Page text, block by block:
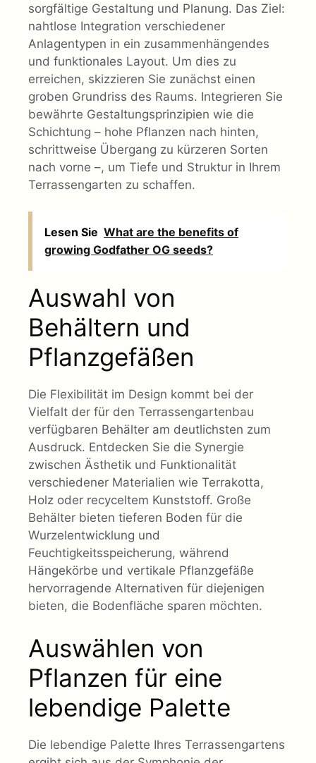
sorgfältige Gestaltung und Planung. Das Ziel:
nahtlose Integration verschiedener
Anlagentypen in ein zusammenhängendes
und funktionales Layout. Um dies zu
erreichen, skizzieren Sie zunächst einen
groben Grundriss des Raums. Integrieren Sie
bewährte Gestaltungsprinzipien wie die
Schichtung – hohe Pflanzen nach hinten,
schrittweise Übergang zu kürzeren Sorten
nach vorne –, um Tiefe und Struktur in Ihrem
Terrassengarten zu schaffen.
Lesen Sie What are the benefits of
growing Godfather OG seeds?
Auswahl von
Behältern und
Pflanzgefäßen
Die Flexibilität im Design kommt bei der
Vielfalt der für den Terrassengartenbau
verfügbaren Behälter am deutlichsten zum
Ausdruck. Entdecken Sie die Synergie
zwischen Ästhetik und Funktionalität
verschiedener Materialien wie Terrakotta,
Holz oder recyceltem Kunststoff. Große
Behälter bieten tieferen Boden für die
Wurzelentwicklung und
Feuchtigkeitsspeicherung, während
Hängekörbe und vertikale Pflanzgefäße
hervorragende Alternativen für diejenigen
bieten, die Bodenfläche sparen möchten.
Auswählen von
Pflanzen für eine
lebendige Palette
Die lebendige Palette Ihres Terrassengartens